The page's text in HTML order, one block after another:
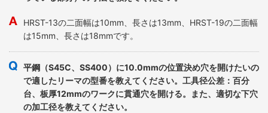
HRST-13の二面幅は10mm、長さは13mm、HRST-19の二面幅
は15mm、長さは18mmです。
平鋼（S45C、SS400）に10.0mmの位置決め穴を開けたいの
で適したリーマの型番を教えてください。工具径公差：百分
台、板厚12mmのワークに貫通穴を開ける。また、適切な下穴
の加工径を教えてください。